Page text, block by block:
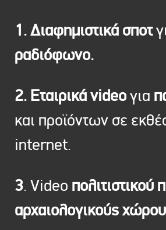
1. Διαφημιστικά σποτ
ραδιόφωνο.
2. Εταιρικά videoγια
και προϊόντων σε
internet.
3. Video πολιτιστικού
αρχαιολογικούς